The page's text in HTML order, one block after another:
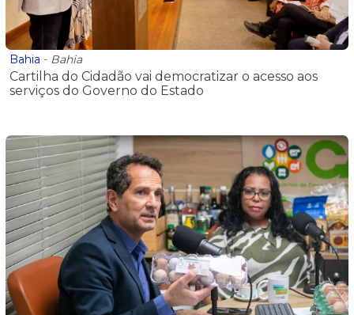
Bahia - Bahia
Cartilha do Cidadão vai democratizar o acesso aos
serviços do Governo do Estado